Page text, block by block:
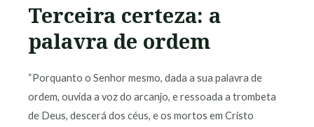
Terceira certeza: a
palavra de ordem
“Porquanto o Senhor mesmo, dada a sua palavra de
ordem, ouvida a voz do arcanjo, e ressoada a trombeta
de Deus, descerá dos céus, e os mortos em Cristo